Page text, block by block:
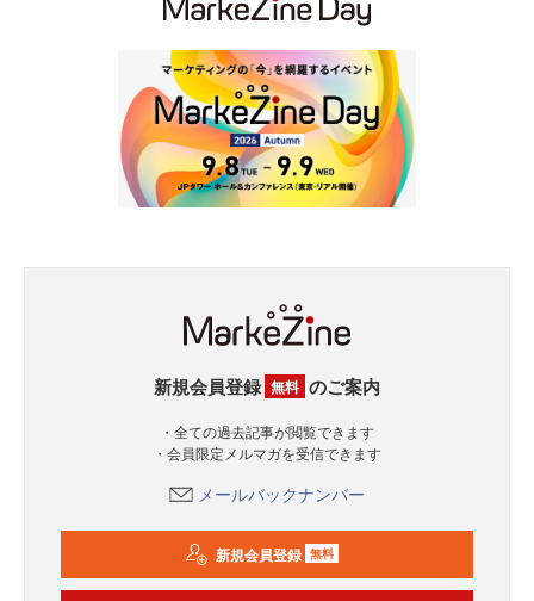
新規会員登録 無料 のご案内
・全ての過去記事が閲覧できます
・会員限定メルマガを受信できます
メールバックナンバー
新規会員登録 無料